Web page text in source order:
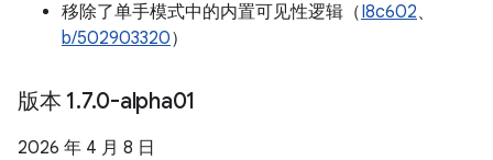
移除了单手模式中的内置可见性逻辑（I8c602、
b/502903320）
版本 1.7.0-alpha01
2026 年 4 月 8 日